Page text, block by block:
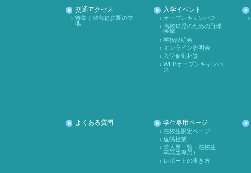
交通アクセス
特集｜渋谷徒歩圏の立
地
入学イベント
オープンキャンパス
高校球児のための野球
医学
学校説明会
オンライン説明会
入学個別相談
WEBオープンキャンパ
ス
よくある質問 学生専用ページ
在校生限定ページ
遠隔授業
求人票一覧（在校生・
卒業生専用）
レポートの書き方